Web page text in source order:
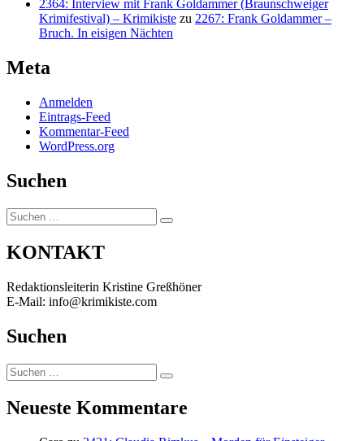
2364: Interview mit Frank Goldammer (Braunschweiger
Krimifestival) – Krimikiste zu 2267: Frank Goldammer –
Bruch. In eisigen Nächten
Meta
Anmelden
Eintrags-Feed
Kommentar-Feed
WordPress.org
Suchen
Suchen
nach:
Suchen
KONTAKT
Redaktionsleiterin Kristine Greßhöner
E-Mail: info@krimikiste.com
Suchen
Suchen
nach:
Suchen
Neueste Kommentare